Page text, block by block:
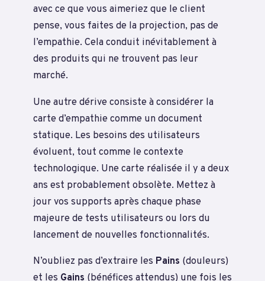
avec ce que vous aimeriez que le client
pense, vous faites de la projection, pas de
l’empathie. Cela conduit inévitablement à
des produits qui ne trouvent pas leur
marché.
Une autre dérive consiste à considérer la
carte d’empathie comme un document
statique. Les besoins des utilisateurs
évoluent, tout comme le contexte
technologique. Une carte réalisée il y a deux
ans est probablement obsolète. Mettez à
jour vos supports après chaque phase
majeure de tests utilisateurs ou lors du
lancement de nouvelles fonctionnalités.
N’oubliez pas d’extraire les Pains (douleurs)
et les Gains (bénéfices attendus) une fois les